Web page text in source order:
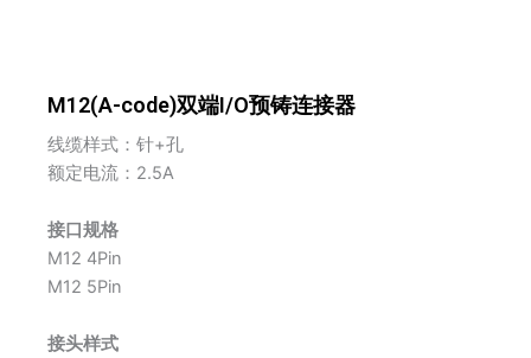
M12(A-code)双端I/O预铸连接器
线缆样式：针+孔
额定电流：2.5A
接口规格
M12 4Pin
M12 5Pin
接头样式